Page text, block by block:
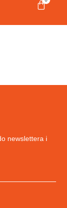
newslettera i